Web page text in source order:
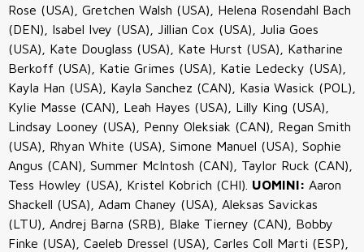
Rose (USA), Gretchen Walsh (USA), Helena Rosendahl Bach
(DEN), Isabel Ivey (USA), Jillian Cox (USA), Julia Goes
(USA), Kate Douglass (USA), Kate Hurst (USA), Katharine
Berkoff (USA), Katie Grimes (USA), Katie Ledecky (USA),
Kayla Han (USA), Kayla Sanchez (CAN), Kasia Wasick (POL),
Kylie Masse (CAN), Leah Hayes (USA), Lilly King (USA),
Lindsay Looney (USA), Penny Oleksiak (CAN), Regan Smith
(USA), Rhyan White (USA), Simone Manuel (USA), Sophie
Angus (CAN), Summer McIntosh (CAN), Taylor Ruck (CAN),
Tess Howley (USA), Kristel Kobrich (CHI). UOMINI: Aaron
Shackell (USA), Adam Chaney (USA), Aleksas Savickas
(LTU), Andrej Barna (SRB), Blake Tierney (CAN), Bobby
Finke (USA), Caeleb Dressel (USA), Carles Coll Marti (ESP),